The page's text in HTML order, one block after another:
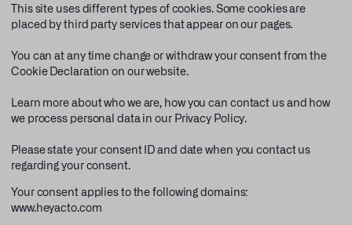
This site uses different types of cookies. Some cookies are
placed by third party services that appear on our pages.
You can at any time change or withdraw your consent from the
Cookie Declaration on our website.
Learn more about who we are, how you can contact us and how
we process personal data in our Privacy Policy.
Please state your consent ID and date when you contact us
regarding your consent.
Your consent applies to the following domains:
www.heyacto.com